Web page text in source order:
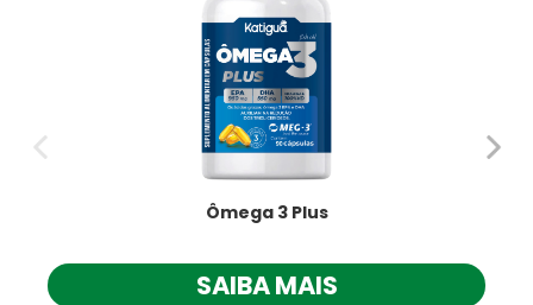
Ômega 3 Plus
SAIBA MAIS